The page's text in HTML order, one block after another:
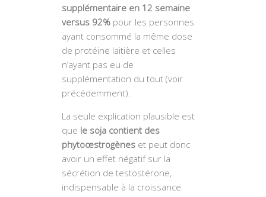
supplémentaire en 12 semaine
versus 92% pour les personnes
ayant consommé la même dose
de protéine laitière et celles
n’ayant pas eu de
supplémentation du tout (voir
précédemment).
La seule explication plausible est
que le soja contient des
phytoœstrogènes et peut donc
avoir un effet négatif sur la
sécrétion de testostérone,
indispensable à la croissance